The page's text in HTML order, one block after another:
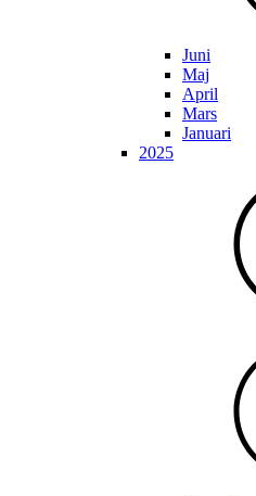
Juni
Maj
April
Mars
Januari
2025